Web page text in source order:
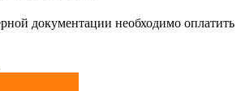
документации необходимо оплатить